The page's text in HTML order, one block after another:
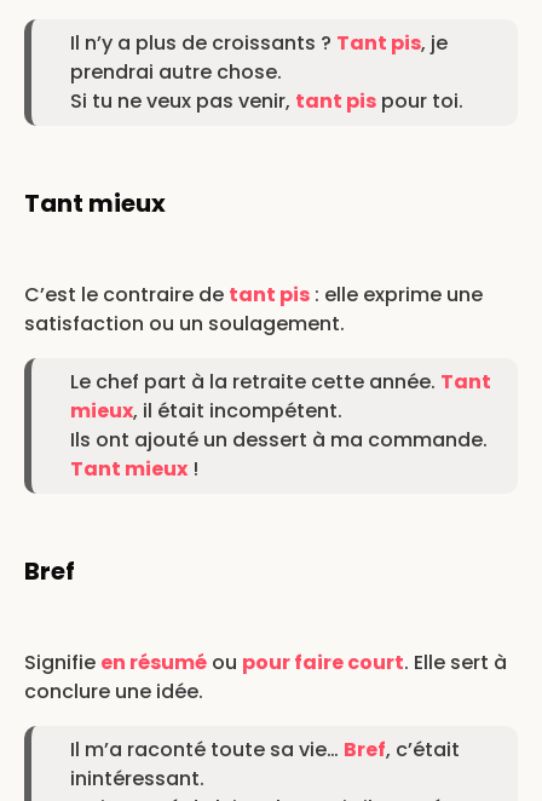
Il n’y a plus de croissants ? Tant pis, je
prendrai autre chose.
Si tu ne veux pas venir, tant pis pour toi.
Tant mieux
C’est le contraire de tant pis : elle exprime une
satisfaction ou un soulagement.
Le chef part à la retraite cette année. Tant
mieux, il était incompétent.
Ils ont ajouté un dessert à ma commande.
Tant mieux !
Bref
Signifie en résumé ou pour faire court. Elle sert à
conclure une idée.
Il m’a raconté toute sa vie… Bref, c’était
inintéressant.